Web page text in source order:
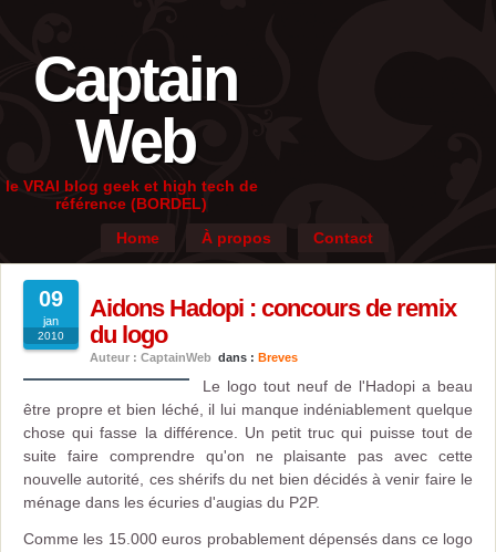
Captain
Web
le VRAI blog geek et high tech de
référence (BORDEL)
Home
À propos Contact
09
jan
2010
Aidons Hadopi : concours de remix
du logo
Auteur : CaptainWeb dans : Breves
Le logo tout neuf de l'Hadopi a beau
être propre et bien léché, il lui manque indéniablement quelque
chose qui fasse la différence. Un petit truc qui puisse tout de
suite faire comprendre qu'on ne plaisante pas avec cette
nouvelle autorité, ces shérifs du net bien décidés à venir faire le
ménage dans les écuries d'augias du P2P.
Comme les 15.000 euros probablement dépensés dans ce logo